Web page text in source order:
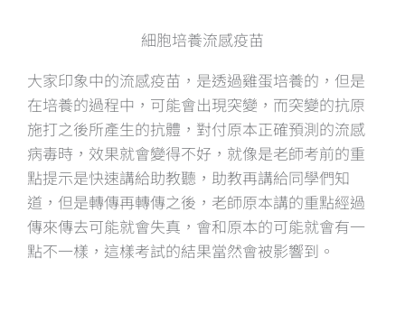
細胞培養流感疫苗
大家印象中的流感疫苗，是透過雞蛋培養的，但是
在培養的過程中，可能會出現突變，而突變的抗原
施打之後所產生的抗體，對付原本正確預測的流感
病毒時，效果就會變得不好，就像是老師考前的重
點提示是快速講給助教聽，助教再講給同學們知
道，但是轉傳再轉傳之後，老師原本講的重點經過
傳來傳去可能就會失真，會和原本的可能就會有一
點不一樣，這樣考試的結果當然會被影響到。